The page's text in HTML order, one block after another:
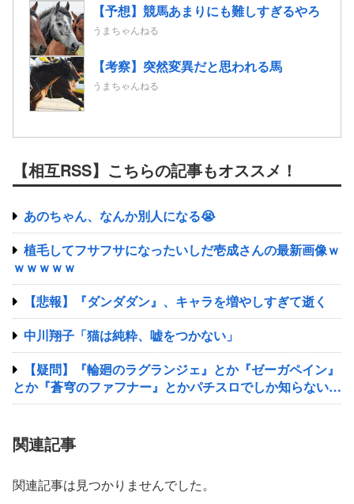
【予想】競馬あまりにも難しすぎるやろ
うまちゃんねる
【考察】突然変異だと思われる馬
うまちゃんねる
【相互RSS】こちらの記事もオススメ！
あのちゃん、なんか別人になる😭
植毛してフサフサになったいしだ壱成さんの最新画像ｗ
ｗｗｗｗｗ
【悲報】『ダンダダン』、キャラを増やしすぎて逝く
中川翔子「猫は純粋、嘘をつかない」
【疑問】『輪廻のラグランジェ』とか『ゼーガペイン』
とか『蒼穹のファフナー』とかパチスロでしか知らない謎
のアニメあるじゃん？
関連記事
関連記事は見つかりませんでした。